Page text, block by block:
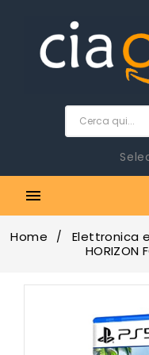

Home Elettronica
HORIZON